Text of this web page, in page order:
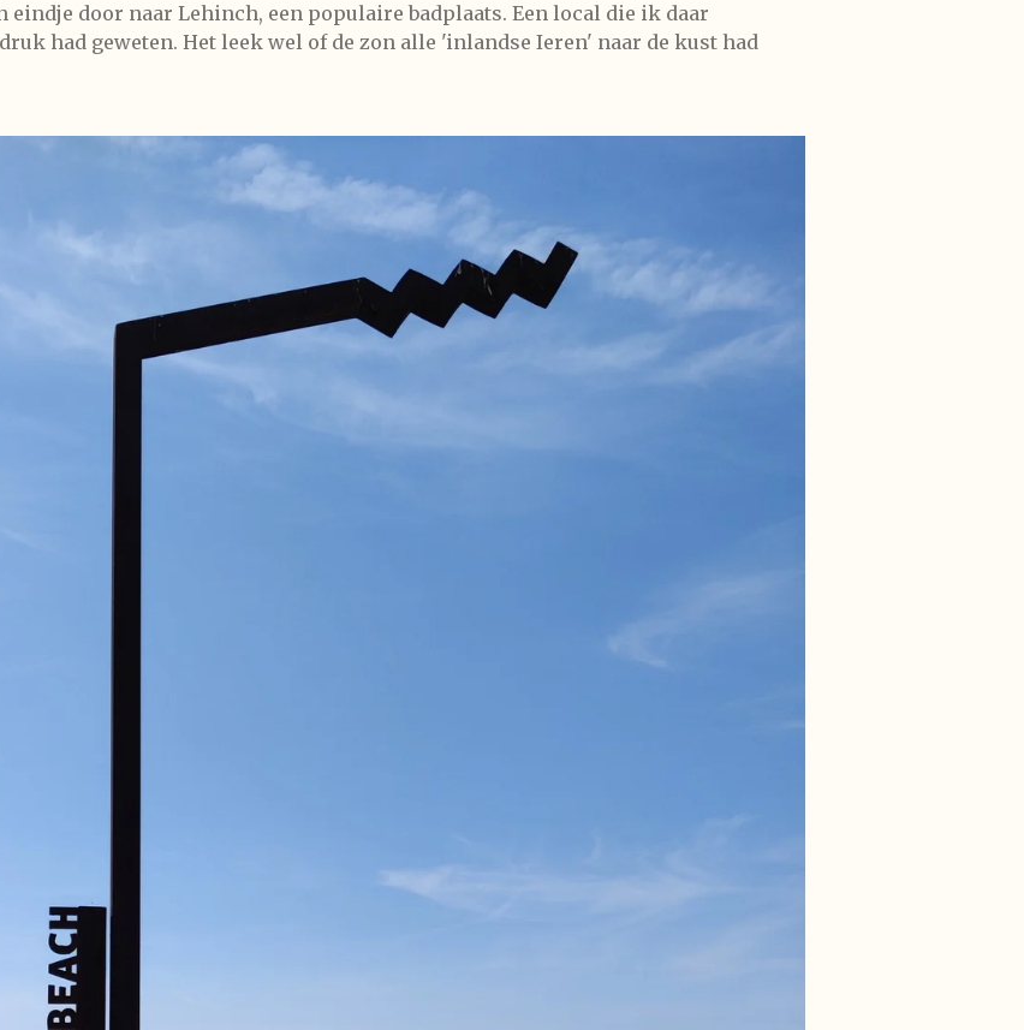
door naar Lehinch, een populaire badplaats. Een local die ik daar
had geweten. Het leek wel of de zon alle 'inlandse Ieren' naar de kust had